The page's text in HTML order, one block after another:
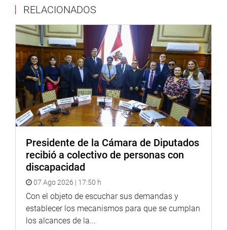
Toda la información recabada será sistematizada a fin de
que pueda servir como insumo para el análisis y
elaboración de su informe final.
Estos datos serán complementados con la información
que se recibirá de Petroperú, de la Oficina de Evaluación y
Fiscalización Ambiental OEFA, el Ministerio de Energía y
Minas – a través de la Dirección General de
Hidrocarburos-, el Ministerio de la Producción a través de
Fondepes, Osinergmin, Digesa, Senasa y de los gobiernos
regionales y locales de las zonas afectadas por el
HIPÓTESIS DE TRABAJO
Liderados por el congresista César Villanueva, la
Comisión prevé orientar su trabajo en base a tres
hipótesis. La primera, que Petroperú no ha tenido una
política preventiva de mantenimiento del Oleducto
Norperuano, que se manifiesta en los continuos derrames;
RELACIONADOS
Presidente de la Cámara de Diputados
recibió a colectivo de personas con
discapacidad
07 Ago 2026 | 17:50 h
Con el objeto de escuchar sus demandas y
establecer los mecanismos para que se cumplan
los alcances de la...